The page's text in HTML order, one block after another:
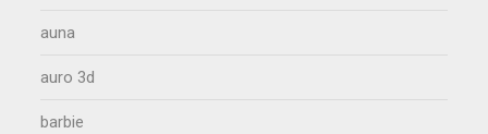
auna
auro 3d
barbie